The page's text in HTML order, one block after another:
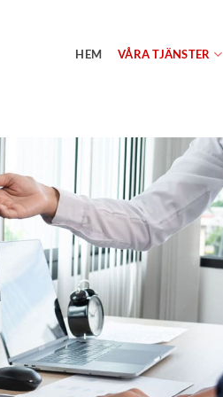
HEM VÅRA TJÄNSTER